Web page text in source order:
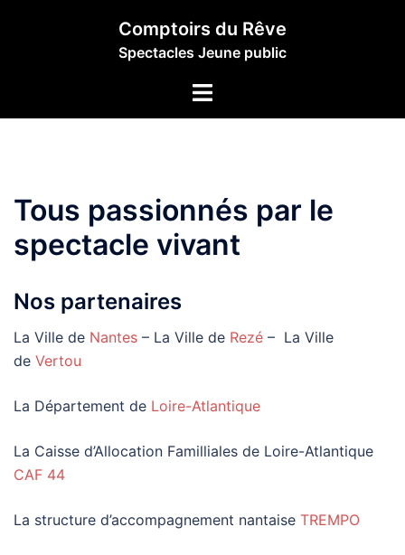
Comptoirs du Rêve
Spectacles Jeune public
Ouvrir/fermer
Tous passionnés par le
spectacle vivant
Nos partenaires
La Ville de Nantes – La Ville de Rezé – La Ville
de Vertou
La Département de Loire-Atlantique
La Caisse d’Allocation Familliales de Loire-Atlantique
CAF 44
La structure d’accompagnement nantaise TREMPO